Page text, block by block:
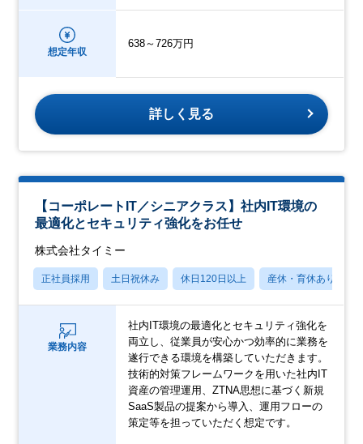
想定年収
638～726万円
詳しく見る
【コーポレートIT／シニアクラス】社内IT環境の
最適化とセキュリティ強化をお任せ
株式会社タイミー
正社員採用 土日祝休み 休日120日以上 産休・育休あり
業務内容
社内IT環境の最適化とセキュリティ強化を
両立し、従業員が安心かつ効率的に業務を
遂行できる環境を構築していただきます。
技術的対策フレームワークを用いた社内IT
資産の管理運用、ZTNA思想に基づく新規
SaaS製品の提案から導入、運用フローの
策定等を担っていただく想定です。